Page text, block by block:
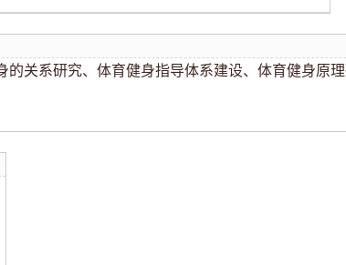
关系研究、体育健身指导体系建设、体育健身原